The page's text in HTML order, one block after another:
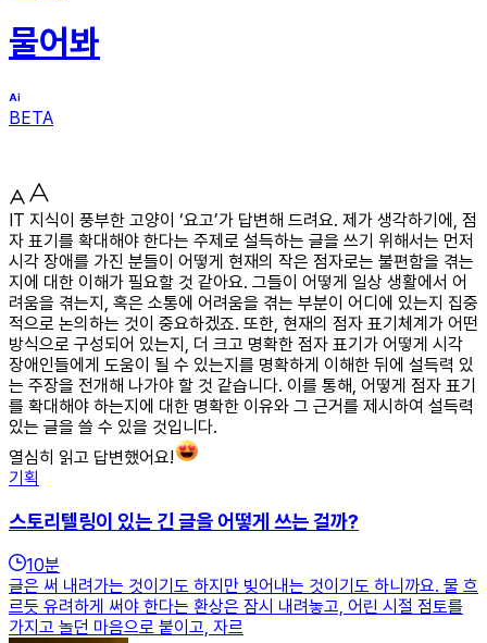
물어봐
BETA
IT 지식이 풍부한 고양이 ‘요고’가 답변해 드려요. 제가 생각하기에, 점
자 표기를 확대해야 한다는 주제로 설득하는 글을 쓰기 위해서는 먼저
시각 장애를 가진 분들이 어떻게 현재의 작은 점자로는 불편함을 겪는
지에 대한 이해가 필요할 것 같아요. 그들이 어떻게 일상 생활에서 어
려움을 겪는지, 혹은 소통에 어려움을 겪는 부분이 어디에 있는지 집중
적으로 논의하는 것이 중요하겠죠. 또한, 현재의 점자 표기체계가 어떤
방식으로 구성되어 있는지, 더 크고 명확한 점자 표기가 어떻게 시각
장애인들에게 도움이 될 수 있는지를 명확하게 이해한 뒤에 설득력 있
는 주장을 전개해 나가야 할 것 같습니다. 이를 통해, 어떻게 점자 표기
를 확대해야 하는지에 대한 명확한 이유와 그 근거를 제시하여 설득력
있는 글을 쓸 수 있을 것입니다.
열심히 읽고 답변했어요!
기획
스토리텔링이 있는 긴 글을 어떻게 쓰는 걸까?
10분
글은 써 내려가는 것이기도 하지만 빚어내는 것이기도 하니까요. 물 흐
르듯 유려하게 써야 한다는 환상은 잠시 내려놓고, 어린 시절 점토를
가지고 놀던 마음으로 붙이고, 자르